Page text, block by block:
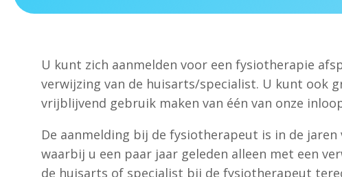
U kunt zich aanmelden voor een fysiotherapie
verwijzing van de huisarts/specialist. U kunt ook
vrijblijvend gebruik maken van één van onze
De aanmelding bij de fysiotherapeut is in de jaren
waarbij u een paar jaar geleden alleen met een
de huisarts of specialist bij de fysiotherapeut